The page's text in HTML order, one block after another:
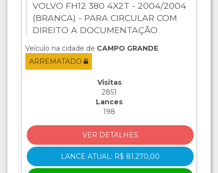
VOLVO FH12 380 4X2T - 2004/2004
(BRANCA) - PARA CIRCULAR COM
DIREITO A DOCUMENTAÇÃO
Veículo na cidade de CAMPO GRANDE.
ARREMATADO
Visitas
2851
Lances
198
VER DETALHES
LANCE ATUAL: R$ 81.270,00